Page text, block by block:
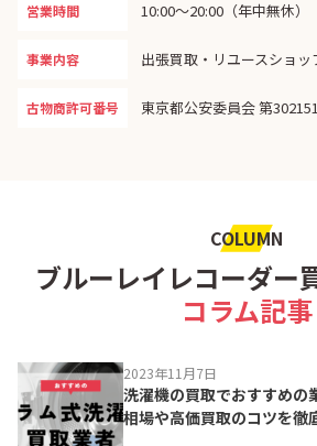
営業時間 10:00〜20:00（年中無休）
事業内容 出張買取・リユースショッ
古物商許可番号 東京都公安委員会 第
COLUMN
ブルーレイレコーダー
コラム記事
2023年11月7日
洗濯機の買取でおすすめの
相場や高価買取のコツを徹